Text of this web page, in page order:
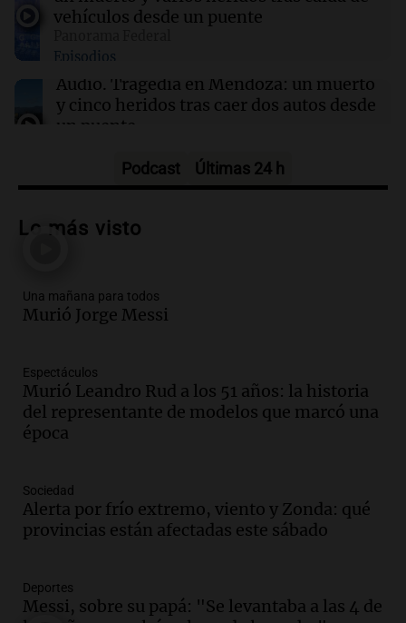
14:23 Una mañana para todos
Suquía y retiraron hasta 800 kilos de basura
por jornada
vehículos desde un puente
Episodios
Audio. Tragedia en Mendoza: un muerto
y cinco heridos tras caer dos autos desde
un puente
Audio.Messi llegará esta noche a
tras la muerte de su papá
Audio.Ley de Propiedad Privada: el revés
en el Congreso expuso una debilidad
Una mañana para todos
Episodios
Audio.Casabindo se prepara para una
celebración única: 30.000 turistas y el
Episodios
Audio. Borges, abogada de Pourrain:
"Tres hombres se lo llevaron para
Una mañana para todos
Episodios
Podcast Últimas 24 h
Lo más visto
Una mañana para todos
Murió Jorge Messi
Espectáculos
Murió Leandro Rud a los 51 años: la historia
del representante de modelos que marcó una
época
Sociedad
Alerta por frío extremo, viento y Zonda: qué
provincias están afectadas este sábado
Deportes
Messi, sobre su papá: "Se levantaba a las 4 de